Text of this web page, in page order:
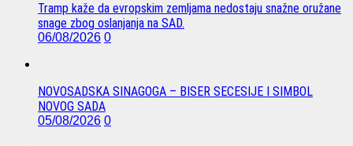
Tramp kaže da evropskim zemljama nedostaju snažne oružane
snage zbog oslanjanja na SAD.
06/08/2026 0
NOVOSADSKA SINAGOGA – BISER SECESIJE I SIMBOL
NOVOG SADA
05/08/2026 0